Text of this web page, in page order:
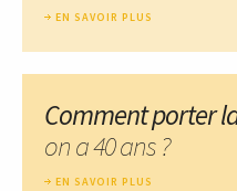
EN SAVOIR PLUS
Comment porter
on a 40 ans ?
EN SAVOIR PLUS